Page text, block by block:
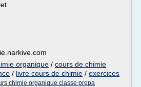
organique / cours de chimie
/ livre cours de chimie / exercices
chimie organique classe prepa